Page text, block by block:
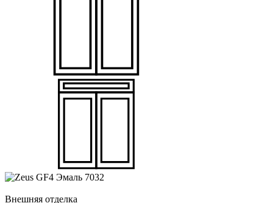
Внешняя отделка